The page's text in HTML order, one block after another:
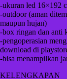
-ukuran led 16×192
-outdoor (aman
maupun hujan)
-box ringan dan anti
-pengoperasian
download di
-bisa menampilkan
KELENGKAPAN